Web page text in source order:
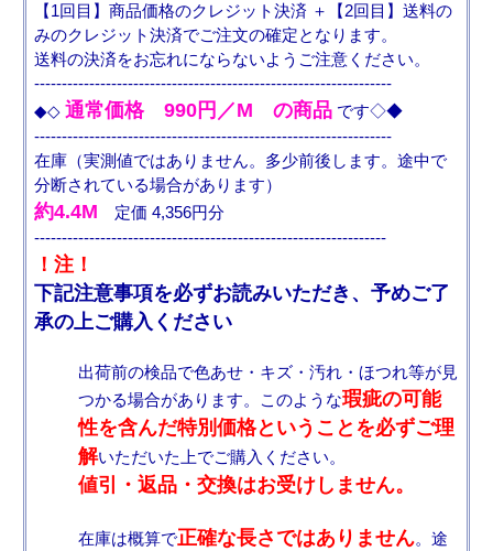
【1回目】商品価格のクレジット決済 ＋【2回目】送料の
みのクレジット決済でご注文の確定となります。
送料の決済をお忘れにならないようご注意ください。
-----------------------------------------------------------------
◆◇ 通常価格 990円／M の商品です◇◆
-----------------------------------------------------------------
在庫（実測値ではありません。多少前後します。途中で
分断されている場合があります）
約4.4M 定価 4,356円分
----------------------------------------------------------------
！注！
下記注意事項を必ずお読みいただき、予めご了
承の上ご購入ください
出荷前の検品で色あせ・キズ・汚れ・ほつれ等が見
つかる場合があります。このような瑕疵の可能
性を含んだ特別価格ということを必ずご理
解いただいた上でご購入ください。
値引・返品・交換はお受けしません。
在庫は概算で正確な長さではありません。途